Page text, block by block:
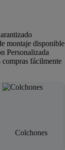
montaje disponible
Personalizada
compras fácilmente
Colchones